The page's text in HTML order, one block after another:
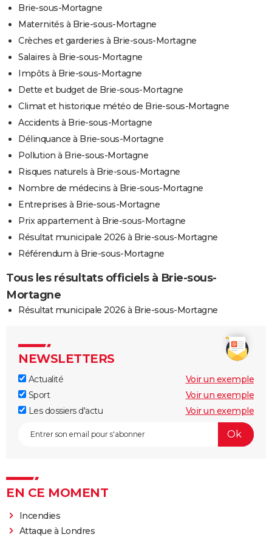
Brie-sous-Mortagne
Maternités à Brie-sous-Mortagne
Crèches et garderies à Brie-sous-Mortagne
Salaires à Brie-sous-Mortagne
Impôts à Brie-sous-Mortagne
Dette et budget de Brie-sous-Mortagne
Climat et historique météo de Brie-sous-Mortagne
Accidents à Brie-sous-Mortagne
Délinquance à Brie-sous-Mortagne
Pollution à Brie-sous-Mortagne
Risques naturels à Brie-sous-Mortagne
Nombre de médecins à Brie-sous-Mortagne
Entreprises à Brie-sous-Mortagne
Prix appartement à Brie-sous-Mortagne
Résultat municipale 2026 à Brie-sous-Mortagne
Référendum à Brie-sous-Mortagne
Tous les résultats officiels à Brie-sous-
Mortagne
Résultat municipale 2026 à Brie-sous-Mortagne
NEWSLETTERS
Actualité
Voir un exemple
Sport
Voir un exemple
Les dossiers d'actu
Voir un exemple
EN CE MOMENT
Incendies
Attaque à Londres